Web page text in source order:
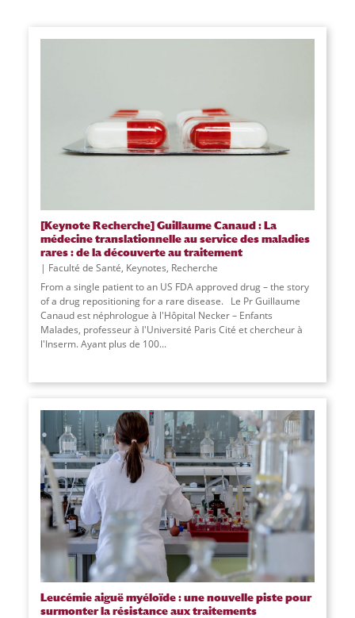
[Keynote Recherche] Guillaume Canaud : La
médecine translationnelle au service des maladies
rares : de la découverte au traitement
Faculté de Santé, Keynotes, Recherche
From a single patient to an US FDA approved drug – the story
of a drug repositioning for a rare disease. Le Pr Guillaume
Canaud est néphrologue à l'Hôpital Necker – Enfants
Malades, professeur à l'Université Paris Cité et chercheur à
l'Inserm. Ayant plus de 100...
Leucémie aiguë myéloïde : une nouvelle piste pour
surmonter la résistance aux traitements